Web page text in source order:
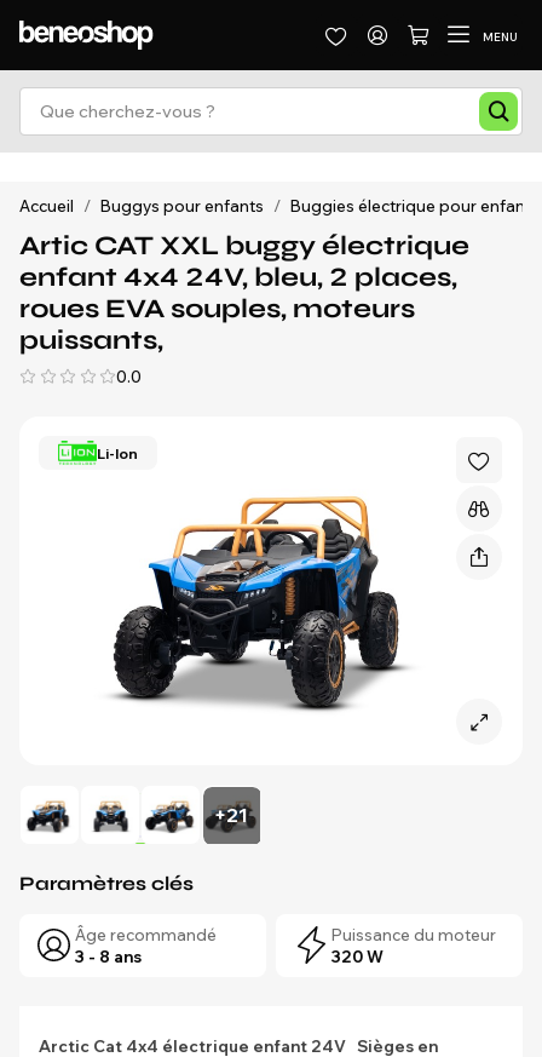
MENU
Accueil / Buggys pour enfants / Buggies électrique pour enfants
Artic CAT XXL buggy électrique
enfant 4x4 24V, bleu, 2 places,
roues EVA souples, moteurs
puissants,
0.0
Li-Ion
+21
Paramètres clés
Âge recommandé
3 - 8 ans
Puissance du moteur
320 W
Arctic Cat 4x4 électrique enfant 24V Sièges en